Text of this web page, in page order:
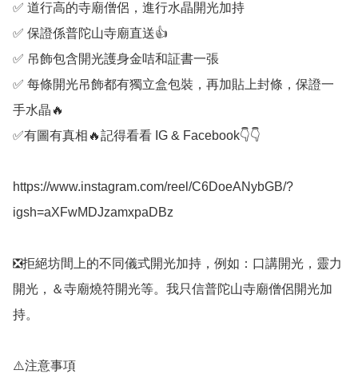
✅️ 道行高的寺廟僧侶，進行水晶開光加持
✅️ 保證係普陀山寺廟直送👍
✅️ 吊飾包含開光護身金咭和証書一張
✅️ 每條開光吊飾都有獨立盒包裝，再加貼上封條，保證一
手水晶🔥
✅️有圖有真相🔥記得看看 IG & Facebook👇👇
https://www.instagram.com/reel/C6DoeANybGB/?
igsh=aXFwMDJzamxpaDBz
❎️拒絕坊間上的不同儀式開光加持，例如：口講開光，靈力
開光，＆寺廟燒符開光等。我只信普陀山寺廟僧侶開光加
持。
⚠️注意事項